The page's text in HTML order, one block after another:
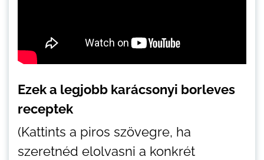
Ezek a legjobb karácsonyi borleves
receptek
(Kattints a piros szövegre, ha
szeretnéd elolvasni a konkrét